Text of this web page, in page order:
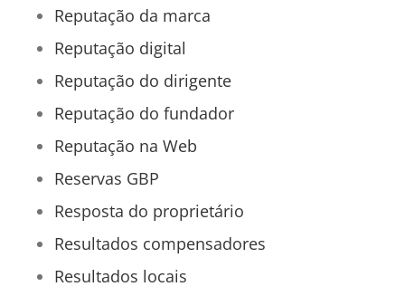
Reputação da marca
Reputação digital
Reputação do dirigente
Reputação do fundador
Reputação na Web
Reservas GBP
Resposta do proprietário
Resultados compensadores
Resultados locais